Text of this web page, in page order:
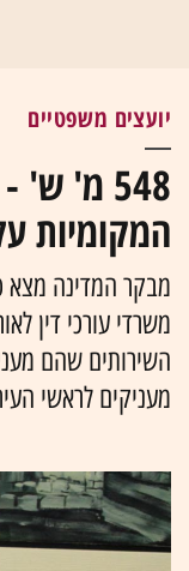
יועצים משפטיים
548 מ'
המקומיות
מבקר המדינה מצא
משרדי עורכי דין
השירותים שהם
מעניקים לראשי